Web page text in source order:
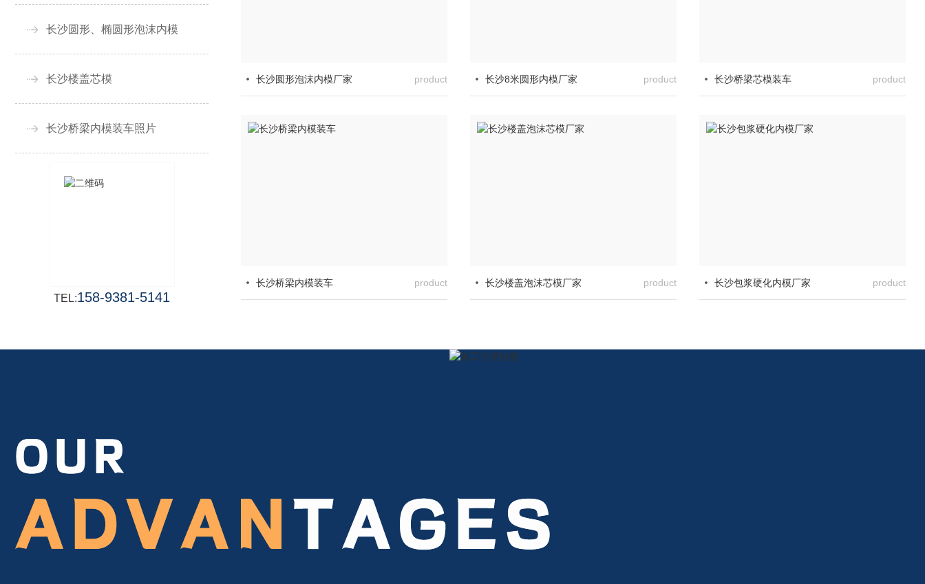
长沙圆形、椭圆形泡沫内模
长沙楼盖芯模
长沙桥梁内模装车照片
TEL:158-9381-5141
长沙圆形泡沫内模厂家 product 长沙8米圆形内模厂家 product 长沙桥梁芯模装车 product
长沙桥梁内模装车 product 长沙楼盖泡沫芯模厂家 product 长沙包浆硬化内模厂家 product